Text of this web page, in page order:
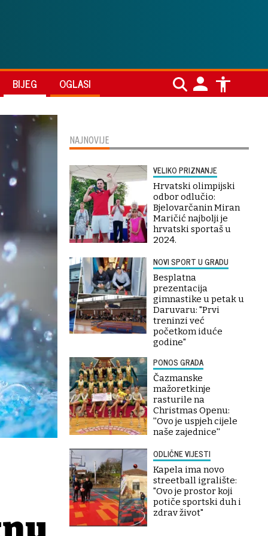
BIJEG OGLASI
NAJNOVIJE
VELIKO PRIZNANJE
Hrvatski olimpijski
odbor odlučio:
Bjelovarčanin Miran
Maričić najbolji je
hrvatski sportaš u
2024.
NOVI SPORT U GRADU
Besplatna
prezentacija
gimnastike u petak u
Daruvaru: "Prvi
treninzi već
početkom iduće
godine"
PONOS GRADA
Čazmanske
mažoretkinje
rasturile na
Christmas Openu:
''Ovo je uspjeh cijele
naše zajednice''
ODLIČNE VIJESTI
Kapela ima novo
streetball igralište:
"Ovo je prostor koji
potiče sportski duh i
zdrav život"